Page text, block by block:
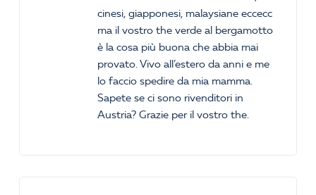
cinesi, giapponesi, malaysiane eccecc
ma il vostro the verde al bergamotto
è la cosa più buona che abbia mai
provato. Vivo all’estero da anni e me
lo faccio spedire da mia mamma.
Sapete se ci sono rivenditori in
Austria? Grazie per il vostro the.